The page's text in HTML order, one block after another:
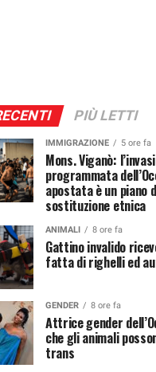
PIÙ LETTI
IMMIGRAZIONE 5 ore fa
Mons. Viganò:
programmata
apostata è un piano
sostituzione etnica
ANIMALI 8 ore fa
Gattino invalido
fatta di righelli ed
GENDER 8 ore fa
Attrice gender
che gli animali
trans